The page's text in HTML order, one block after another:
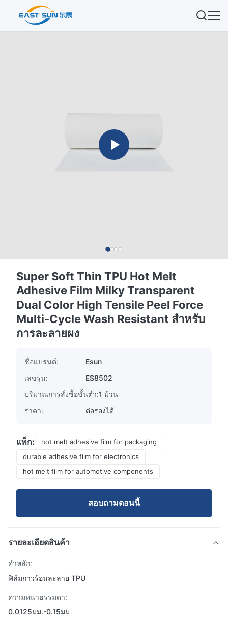
Super Soft Thin TPU Hot Melt
Adhesive Film Milky Transparent
Dual Color High Tensile Peel Force
Multi-Cycle Wash Resistant สําหรับ
การละลายผง
ชื่อแบรนด์:
Esun
เลขรุ่น:
ES8502
ปริมาณการสั่งซื้อขั้นต่ำ:1 ม้วน
ราคา:
ต่อรองได้
แท็ก:
hot melt adhesive film for packaging
durable adhesive film for electronics
hot melt film for automotive components
สอบถามตอนนี้
รายละเอียดสินค้า
คำหลัก:
ฟิล์มกาวร้อนละลาย TPU
ความหนาธรรมดา:
0.0125มม.-0.15มม